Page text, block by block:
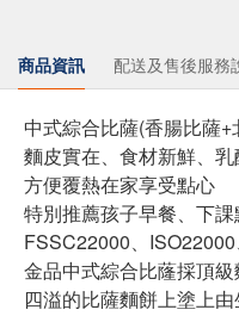
商品資訊 配送及售後服務
中式綜合比薩(香腸比薩+
麵皮實在、食材新鮮、
方便覆熱在家享受點心
特別推薦孩子早餐、下
FSSC22000、
金品中式綜合比蕯採頂
四溢的比薩麵餅上塗上